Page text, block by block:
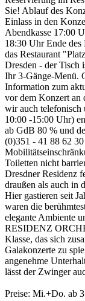
Sie! Ablauf des
Einlass in den
Abendkasse 17:00
18:30 Uhr Ende
das Restaurant
Dresden - der Tisch
Ihr 3-Gänge-Menü.
Information zum
vor dem Konzert an
wir auch telefonisch
10:00 -15:00 Uhr)
ab GdB 80 % und
(0)351 - 41 88 62
Toiletten nicht
Dresdner Residenz
draußen als auch in
Hier gastieren seit
waren die
elegante Ambiente
RESIDENZ
Klasse, das sich
Galakonzerte zu
angenehme
lässt der Zwinger
Preise: Mi.+Do. ab